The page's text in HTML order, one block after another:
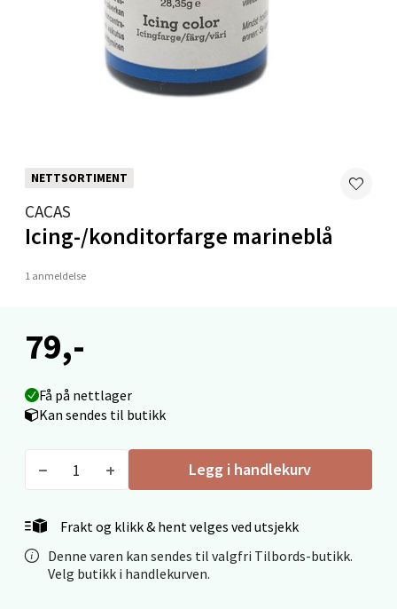
NETTSORTIMENT
CACAS
Icing-/konditorfarge marineblå
1 anmeldelse
79,-
Få på nettlager
Kan sendes til butikk
Legg i handlekurv
Frakt og klikk & hent velges ved utsjekk
Denne varen kan sendes til valgfri Tilbords-butikk.
Velg butikk i handlekurven.
Mandal - Alti Mandal
0 i butikk
Velg
Fridtjof Nansensgate 22, 8622 Mo i Rana
0 i butikk
Ålesund - Thon Senter Moa